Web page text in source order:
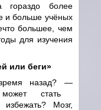
гораздо более
и больше учёных
большее, чем
для изучения
или беги»
назад? —
стать
Мозг,